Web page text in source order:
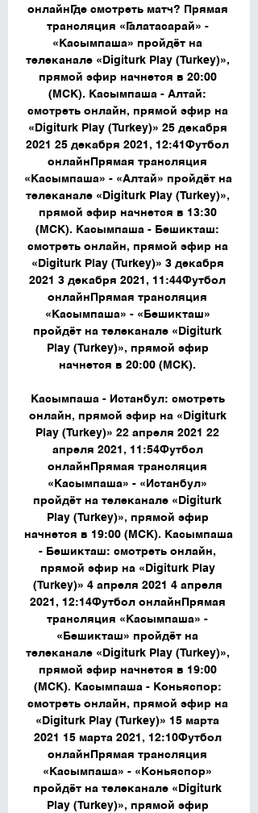
онлайнГде смотреть матч? Прямая
трансляция «Галатасарай» -
«Касымпаша» пройдёт на
телеканале «Digiturk Play (Turkey)»,
прямой эфир начнется в 20:00
(МСК). Касымпаша - Алтай:
смотреть онлайн, прямой эфир на
«Digiturk Play (Turkey)» 25 декабря
2021 25 декабря 2021, 12:41Футбол
онлайнПрямая трансляция
«Касымпаша» - «Алтай» пройдёт на
телеканале «Digiturk Play (Turkey)»,
прямой эфир начнется в 13:30
(МСК). Касымпаша - Бешикташ:
смотреть онлайн, прямой эфир на
«Digiturk Play (Turkey)» 3 декабря
2021 3 декабря 2021, 11:44Футбол
онлайнПрямая трансляция
«Касымпаша» - «Бешикташ»
пройдёт на телеканале «Digiturk
Play (Turkey)», прямой эфир
начнется в 20:00 (МСК).
Касымпаша - Истанбул: смотреть
онлайн, прямой эфир на «Digiturk
Play (Turkey)» 22 апреля 2021 22
апреля 2021, 11:54Футбол
онлайнПрямая трансляция
«Касымпаша» - «Истанбул»
пройдёт на телеканале «Digiturk
Play (Turkey)», прямой эфир
начнется в 19:00 (МСК). Касымпаша
- Бешикташ: смотреть онлайн,
прямой эфир на «Digiturk Play
(Turkey)» 4 апреля 2021 4 апреля
2021, 12:14Футбол онлайнПрямая
трансляция «Касымпаша» -
«Бешикташ» пройдёт на
телеканале «Digiturk Play (Turkey)»,
прямой эфир начнется в 19:00
(МСК). Касымпаша - Коньяспор:
смотреть онлайн, прямой эфир на
«Digiturk Play (Turkey)» 15 марта
2021 15 марта 2021, 12:10Футбол
онлайнПрямая трансляция
«Касымпаша» - «Коньяспор»
пройдёт на телеканале «Digiturk
Play (Turkey)», прямой эфир